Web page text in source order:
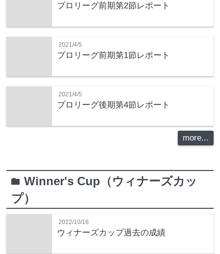
プロリーグ前期第2節レポート
2021/4/5
プロリーグ前期第1節レポート
2021/4/5
プロリーグ後期第4節レポート
more...
folderWinner's Cup（ウィナーズカッ
プ）
2022/10/16
ウィナーズカップ過去の成績